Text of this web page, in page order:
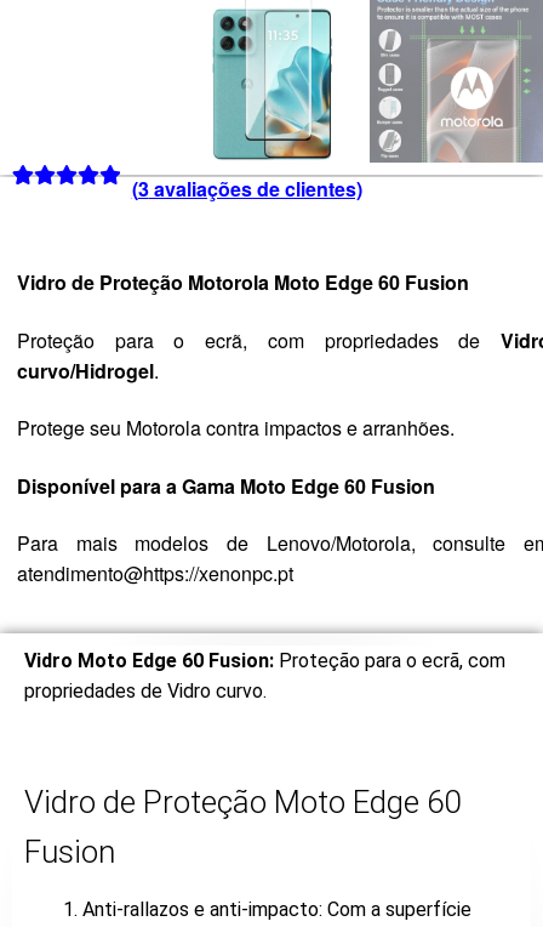
em
de clientes
(3avaliações de clientes)
Vidro de Proteção Motorola Moto Edge 60 Fusion
Proteção para o ecrã, com propriedades de
curvo/Hidrogel.
Protege seu Motorola contra impactos e arranhões.
Disponível para a Gama Moto Edge 60 Fusion
Para mais modelos de Lenovo/Motorola, consulte
atendimento@https://xenonpc.pt
Vidro Moto Edge 60 Fusion: Proteção para o ecrã, com
propriedades de Vidro curvo.
Vidro de Proteção Moto Edge 60
Fusion
Anti-rallazos e anti-impacto: Com a superfície